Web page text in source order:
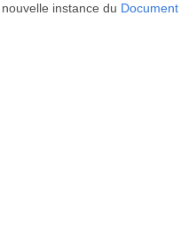
instance du Document